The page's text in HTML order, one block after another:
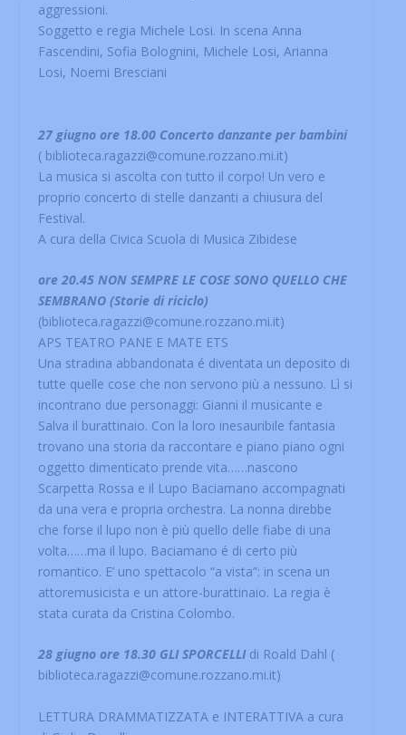
aggressioni.
Soggetto e regia Michele Losi. In scena Anna
Fascendini, Sofia Bolognini, Michele Losi, Arianna
Losi, Noemi Bresciani
27 giugno ore 18.00 Concerto danzante per bambini
( biblioteca.ragazzi@comune.rozzano.mi.it)
La musica si ascolta con tutto il corpo! Un vero e
proprio concerto di stelle danzanti a chiusura del
Festival.
A cura della Civica Scuola di Musica Zibidese
ore 20.45 NON SEMPRE LE COSE SONO QUELLO CHE
SEMBRANO (Storie di riciclo)
(biblioteca.ragazzi@comune.rozzano.mi.it)
APS TEATRO PANE E MATE ETS
Una stradina abbandonata é diventata un deposito di
tutte quelle cose che non servono più a nessuno. Lì si
incontrano due personaggi: Gianni il musicante e
Salva il burattinaio. Con la loro inesauribile fantasia
trovano una storia da raccontare e piano piano ogni
oggetto dimenticato prende vita……nascono
Scarpetta Rossa e il Lupo Baciamano accompagnati
da una vera e propria orchestra. La nonna direbbe
che forse il lupo non è più quello delle fiabe di una
volta……ma il lupo. Baciamano é di certo più
romantico. E’ uno spettacolo “a vista”: in scena un
attoremusicista e un attore-burattinaio. La regia è
stata curata da Cristina Colombo.
28 giugno ore 18.30 GLI SPORCELLI di Roald Dahl (
biblioteca.ragazzi@comune.rozzano.mi.it)
LETTURA DRAMMATIZZATA e INTERATTIVA a cura